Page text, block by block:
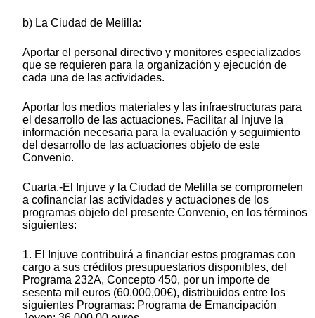
b) La Ciudad de Melilla:
Aportar el personal directivo y monitores especializados
que se requieren para la organización y ejecución de
cada una de las actividades.
Aportar los medios materiales y las infraestructuras para
el desarrollo de las actuaciones. Facilitar al Injuve la
información necesaria para la evaluación y seguimiento
del desarrollo de las actuaciones objeto de este
Convenio.
Cuarta.-El Injuve y la Ciudad de Melilla se comprometen
a cofinanciar las actividades y actuaciones de los
programas objeto del presente Convenio, en los términos
siguientes:
1. El Injuve contribuirá a financiar estos programas con
cargo a sus créditos presupuestarios disponibles, del
Programa 232A, Concepto 450, por un importe de
sesenta mil euros (60.000,00€), distribuidos entre los
siguientes Programas: Programa de Emancipación